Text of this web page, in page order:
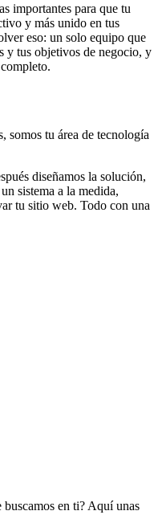
importantes para que tu
y más unido en tus
eso: un solo equipo que
y tus objetivos de negocio, y
somos tu área de tecnología
diseñamos la solución,
sistema a la medida,
tu sitio web. Todo con una
buscamos en ti? Aquí unas